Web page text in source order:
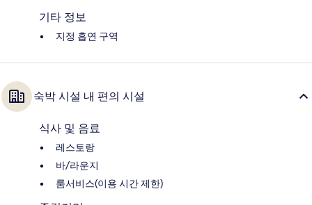
기타 정보
지정 흡연 구역
숙박 시설 내 편의 시설
식사 및 음료
레스토랑
바/라운지
룸서비스(이용 시간 제한)